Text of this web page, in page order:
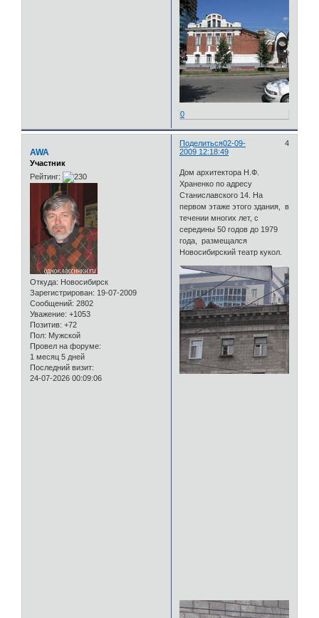
0
Поделиться 4
02-09-
2009 12:18:49
AWA
Участник
Рейтинг:
Откуда: Новосибирск
Зарегистрирован: 19-07-2009
Сообщений: 2802
Уважение: +1053
Позитив: +72
Пол: Мужской
Провел на форуме:
1 месяц 5 дней
Последний визит:
24-07-2026 00:09:06
Дом архитектора Н.Ф.
Храненко по адресу
Станиславского 14. На
первом этаже этого здания, в
течении многих лет, с
середины 50 годов до 1979
года, размещался
Новосибирский театр кукол.